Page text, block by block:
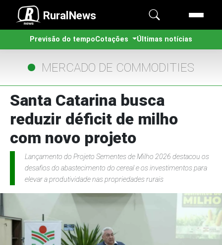
RuralNews
Previsão do tempoCotações Últimas notícias
MERCADO DE COMMODITIES
Santa Catarina busca
reduzir déficit de milho
com novo projeto
Lançamento do Projeto Sementes de Milho 2026 destacou os
desafios do abastecimento do cereal e os investimentos para
elevar a produtividade nas propriedades rurais